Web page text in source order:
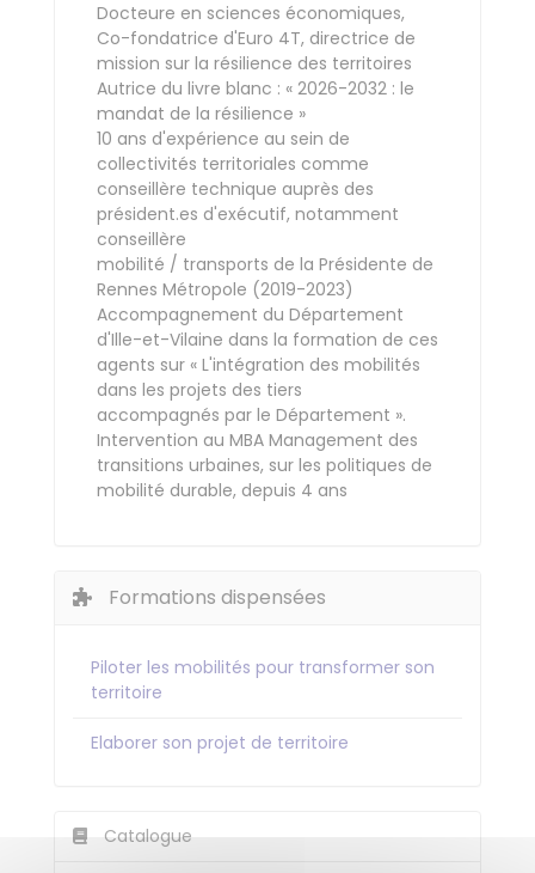
Docteure en sciences économiques,
Co-fondatrice d'Euro 4T, directrice de
mission sur la résilience des territoires
Autrice du livre blanc : « 2026-2032 : le
mandat de la résilience »
10 ans d'expérience au sein de
collectivités territoriales comme
conseillère technique auprès des
président.es d'exécutif, notamment
conseillère
mobilité / transports de la Présidente de
Rennes Métropole (2019-2023)
Accompagnement du Département
d'Ille-et-Vilaine dans la formation de ces
agents sur « L'intégration des mobilités
dans les projets des tiers
accompagnés par le Département ».
Intervention au MBA Management des
transitions urbaines, sur les politiques de
mobilité durable, depuis 4 ans
Formations dispensées
Piloter les mobilités pour transformer son
territoire
Elaborer son projet de territoire
Catalogue